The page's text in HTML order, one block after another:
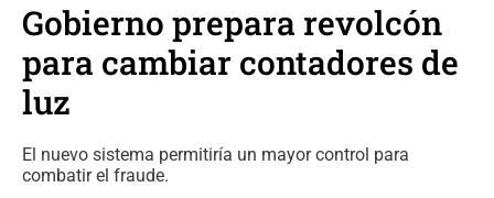
Gobierno prepara revolcón
para cambiar contadores de
luz
El nuevo sistema permitiría un mayor control para
combatir el fraude.